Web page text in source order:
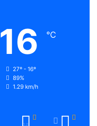
16 ℃
27º - 16º
89%
1.29 km/h